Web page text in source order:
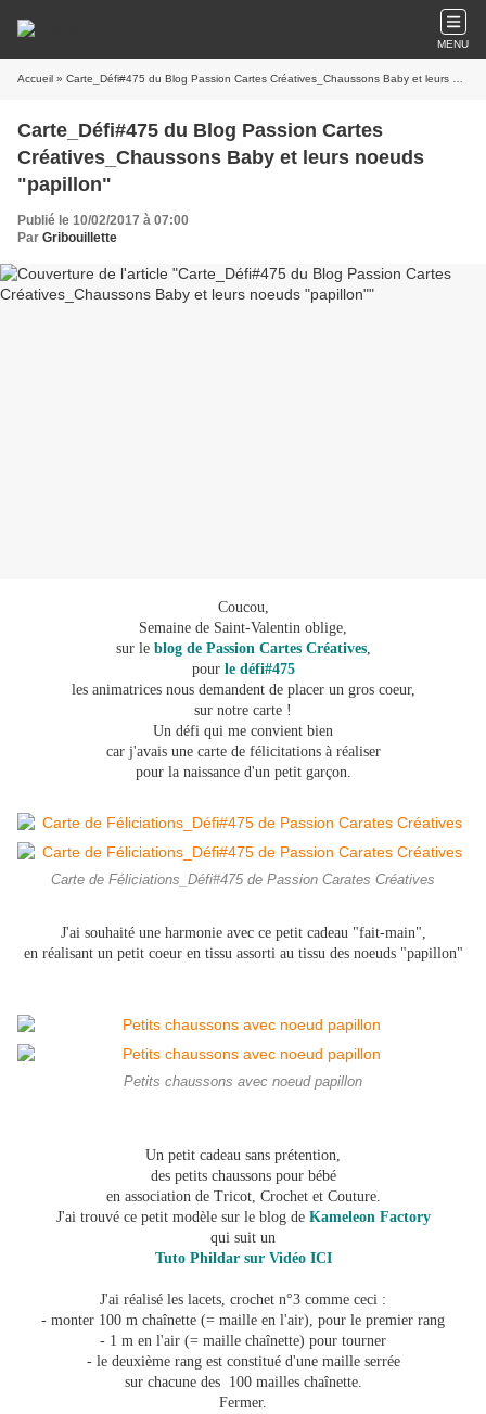
MENU
Accueil » Carte_Défi#475 du Blog Passion Cartes Créatives_Chaussons Baby et leurs noeuds "papillon"
Carte_Défi#475 du Blog Passion Cartes
Créatives_Chaussons Baby et leurs noeuds
"papillon"
Publié le 10/02/2017 à 07:00
Par Gribouillette
Coucou,
Semaine de Saint-Valentin oblige,
sur le blog de Passion Cartes Créatives,
pour le défi#475
les animatrices nous demandent de placer un gros coeur,
sur notre carte !
Un défi qui me convient bien
car j'avais une carte de félicitations à réaliser
pour la naissance d'un petit garçon.
Carte de Féliciations_Défi#475 de Passion Carates Créatives
J'ai souhaité une harmonie avec ce petit cadeau "fait-main",
en réalisant un petit coeur en tissu assorti au tissu des noeuds "papillon"
Petits chaussons avec noeud papillon
Un petit cadeau sans prétention,
des petits chaussons pour bébé
en association de Tricot, Crochet et Couture.
J'ai trouvé ce petit modèle sur le blog de Kameleon Factory
qui suit un
Tuto Phildar sur Vidéo ICI
J'ai réalisé les lacets, crochet n°3 comme ceci :
- monter 100 m chaînette (= maille en l'air), pour le premier rang
- 1 m en l'air (= maille chaînette) pour tourner
- le deuxième rang est constitué d'une maille serrée
sur chacune des 100 mailles chaînette.
Fermer.